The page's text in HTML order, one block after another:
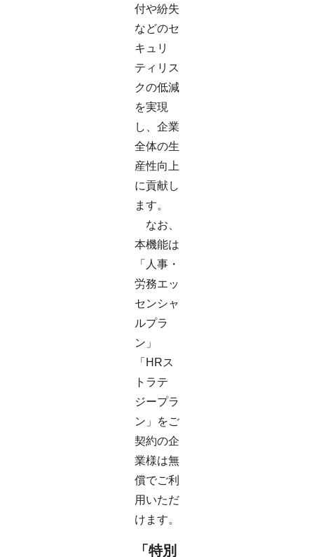
付や紛失
などのセ
キュリ
ティリス
クの低減
を実現
し、企業
全体の生
産性向上
に貢献し
ます。
なお、
本機能は
「人事・
労務エッ
センシャ
ルプラ
ン」
「HRス
トラテ
ジープラ
ン」をご
契約の企
業様は無
償でご利
用いただ
けます。
「特別